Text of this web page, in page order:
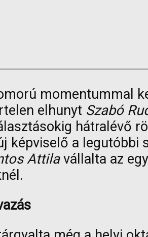
momentummal
elhunyt Szabó
hátralévő
képviselő a legutóbbi
Attilavállalta az